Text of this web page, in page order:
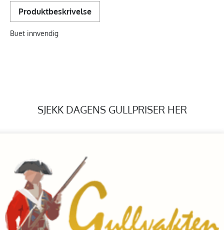
Produktbeskrivelse
Buet innvendig
SJEKK DAGENS GULLPRISER HER